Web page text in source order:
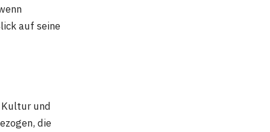
auf seine
Kultur und
die